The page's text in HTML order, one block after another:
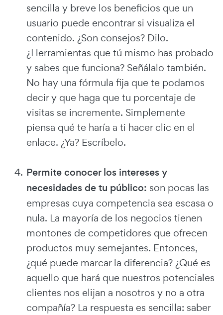
sencilla y breve los beneficios que un
usuario puede encontrar si visualiza el
contenido. ¿Son consejos? Dilo.
¿Herramientas que tú mismo has probado
y sabes que funciona? Señálalo también.
No hay una fórmula fija que te podamos
decir y que haga que tu porcentaje de
visitas se incremente. Simplemente
piensa qué te haría a ti hacer clic en el
enlace. ¿Ya? Escríbelo.
Permite conocer los intereses y
necesidades de tu público: son pocas las
empresas cuya competencia sea escasa o
nula. La mayoría de los negocios tienen
montones de competidores que ofrecen
productos muy semejantes. Entonces,
¿qué puede marcar la diferencia? ¿Qué es
aquello que hará que nuestros potenciales
clientes nos elijan a nosotros y no a otra
compañía? La respuesta es sencilla: saber